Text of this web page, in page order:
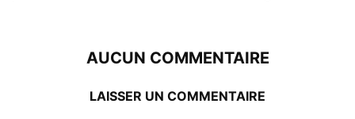
AUCUN COMMENTAIRE
LAISSER UN COMMENTAIRE